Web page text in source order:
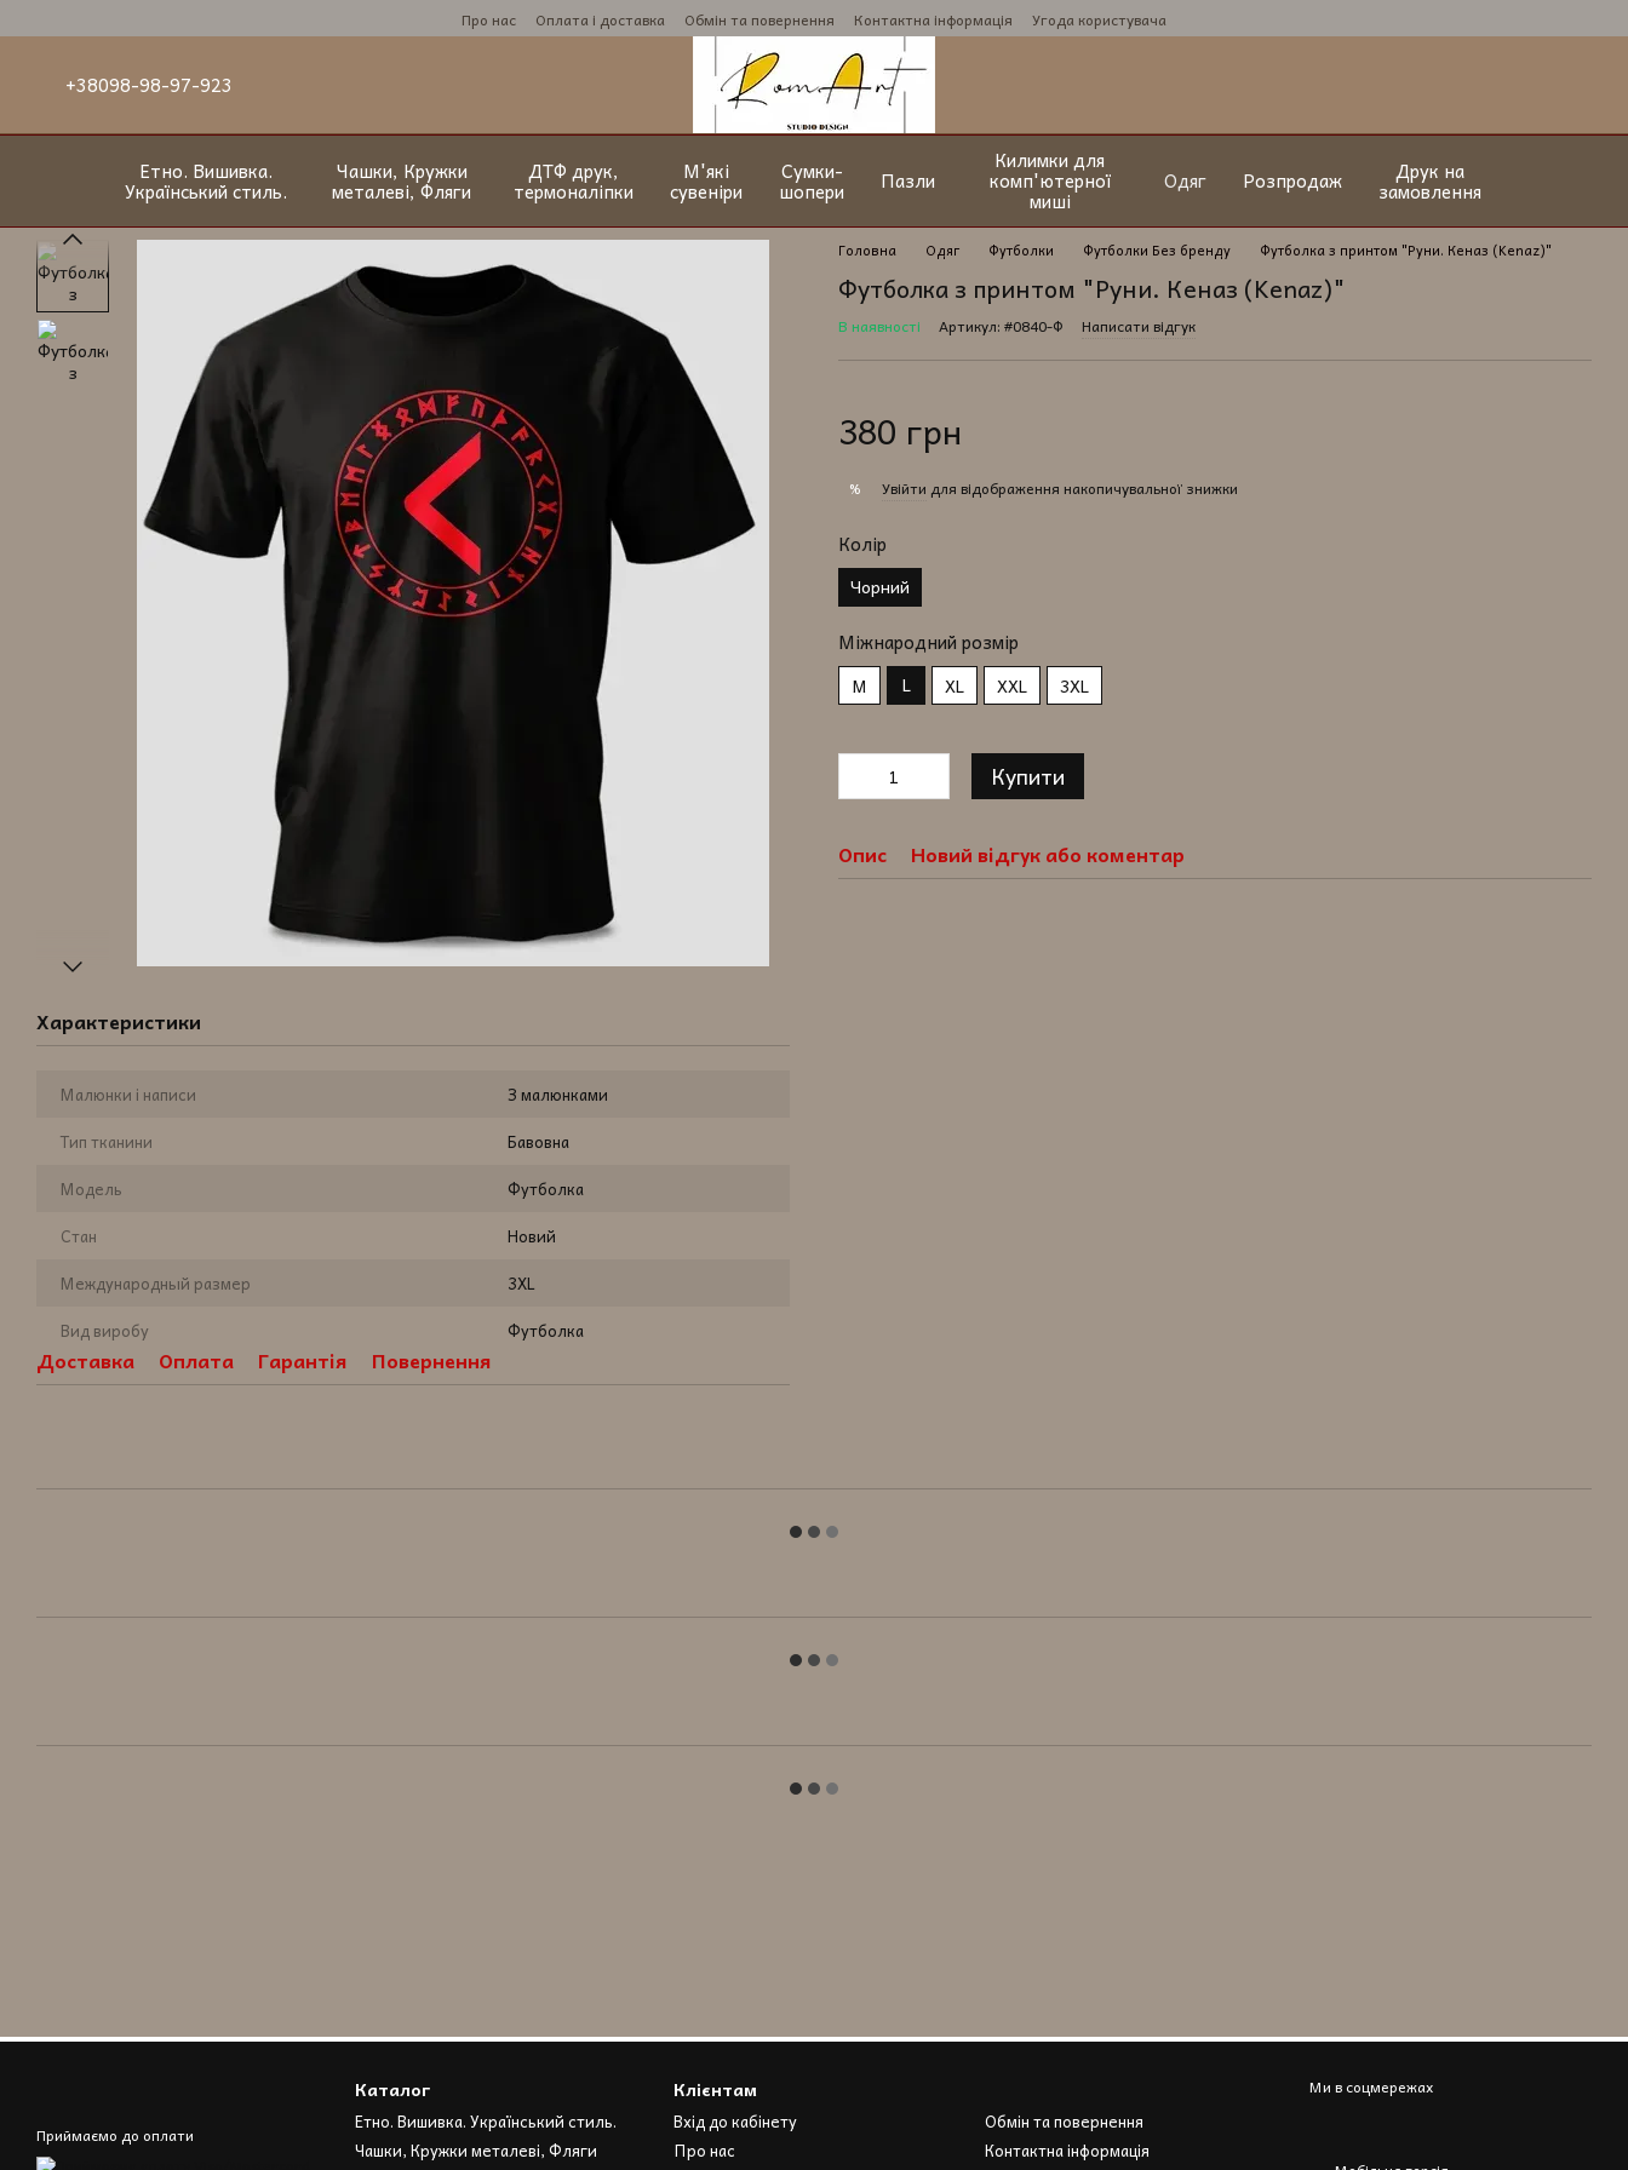
Про нас Оплата і доставка Обмін та повернення Контактна інформація Угода користувача
+38098-98-97-923
Етно. Вишивка.
Український стиль.
Чашки, Кружки
металеві, Фляги
ДТФ друк,
термоналіпки
М'які
сувеніри
Сумки-
шопери Пазли
Килимки для
комп'ютерної
миші
Одяг Розпродаж Друк на
замовлення
Характеристики
Малюнки і написи
З малюнками
Тип тканини
Бавовна
Модель
Футболка
Стан
Новий
Международный размер
3XL
Вид виробу
Футболка
Доставка Оплата Гарантія Повернення
Головна Одяг Футболки Футболки Без бренду Футболка з принтом "Руни. Кеназ (Kenaz)"
Футболка з принтом "Руни. Кеназ (Kenaz)"
В наявності Артикул: #0840-Ф Написати відгук
380 грн
% Увійти для відображення накопичувальної знижки
Колір
Чорний
Міжнародний розмір
M L XL XXL 3XL
Купити
Опис Новий відгук або коментар
Приймаємо до оплати
Каталог
Етно. Вишивка. Український стиль.
Чашки, Кружки металеві, Фляги
Клієнтам
Вхід до кабінету
Про нас
Обмін та повернення
Контактна інформація
Ми в соцмережах